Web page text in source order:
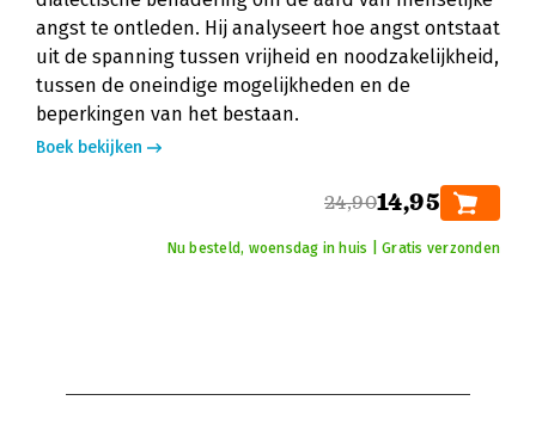
angst te ontleden. Hij analyseert hoe angst ontstaat
uit de spanning tussen vrijheid en noodzakelijkheid,
tussen de oneindige mogelijkheden en de
beperkingen van het bestaan.
Boek bekijken
24,9014,95
Nu besteld, woensdag in huis | Gratis verzonden